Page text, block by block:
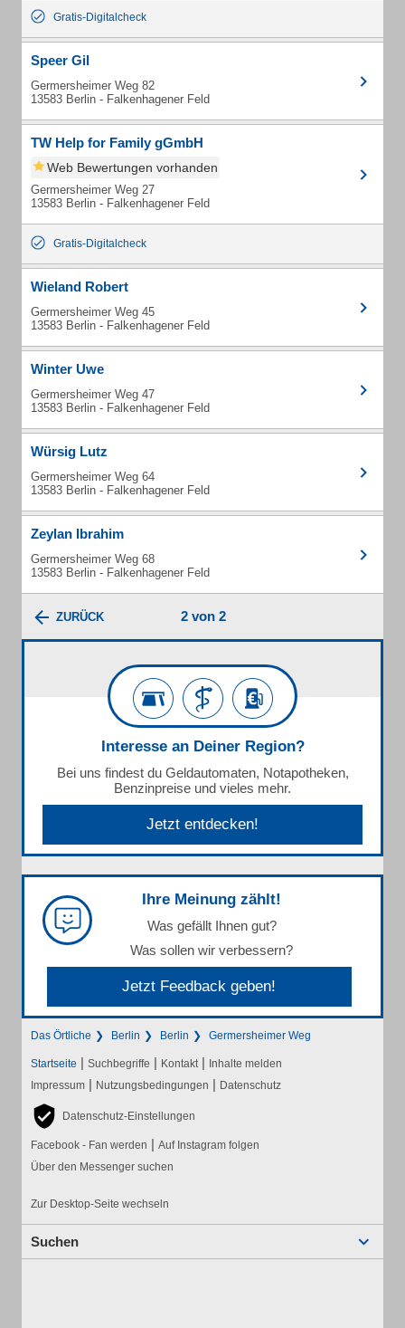
Gratis-Digitalcheck
Speer Gil
Germersheimer Weg 82
13583 Berlin - Falkenhagener Feld
TW Help for Family gGmbH
Web Bewertungen vorhanden
Germersheimer Weg 27
13583 Berlin - Falkenhagener Feld
Gratis-Digitalcheck
Wieland Robert
Germersheimer Weg 45
13583 Berlin - Falkenhagener Feld
Winter Uwe
Germersheimer Weg 47
13583 Berlin - Falkenhagener Feld
Würsig Lutz
Germersheimer Weg 64
13583 Berlin - Falkenhagener Feld
Zeylan Ibrahim
Germersheimer Weg 68
13583 Berlin - Falkenhagener Feld
ZURÜCK 2 von 2
Interesse an Deiner Region?
Bei uns findest du Geldautomaten, Notapotheken,
Benzinpreise und vieles mehr.
Jetzt entdecken!
Ihre Meinung zählt!
Was gefällt Ihnen gut?
Was sollen wir verbessern?
Jetzt Feedback geben!
Das Örtliche Berlin Berlin Germersheimer Weg
Startseite | Suchbegriffe | Kontakt | Inhalte melden
Impressum | Nutzungsbedingungen | Datenschutz
Datenschutz-Einstellungen
Facebook - Fan werden | Auf Instagram folgen
Über den Messenger suchen
Zur Desktop-Seite wechseln
Suchen